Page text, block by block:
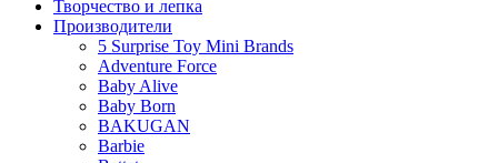
Творчество и лепка
Производители
5 Surprise Toy Mini Brands
Adventure Force
Baby Alive
Baby Born
BAKUGAN
Barbie